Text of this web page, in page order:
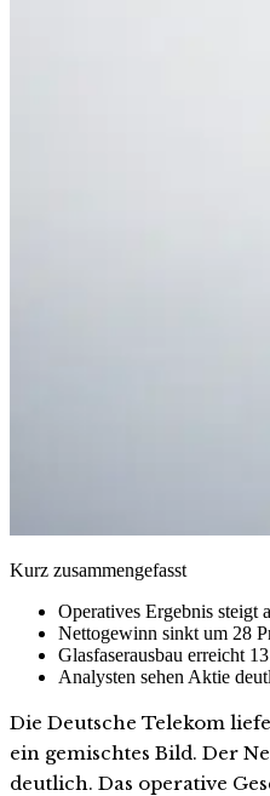
Kurz zusammengefasst
Operatives Ergebnis steigt
Nettogewinn sinkt um 28
Glasfaserausbau erreicht
Analysten sehen Aktie
Die Deutsche Telekom
ein gemischtes Bild. Der
deutlich. Das operative